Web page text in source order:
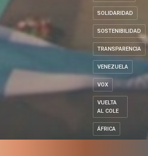
SOLIDARIDAD
SOSTENIBILIDAD
TRANSPARENCIA
VENEZUELA
VOX
VUELTA
AL COLE
ÁFRICA